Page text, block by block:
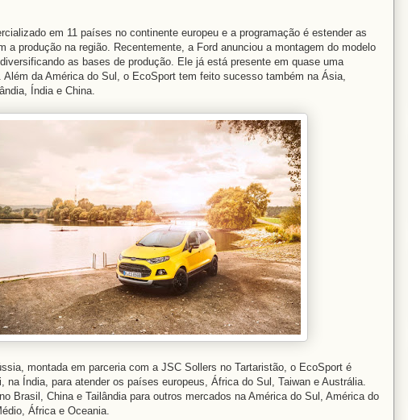
em 11 países no continente europeu e a programação é estender as
a produção na região. Recentemente, a Ford anunciou a montagem do modelo
as bases de produção. Ele já está presente em quase uma
Além da América do Sul, o EcoSport tem feito sucesso também na Ásia,
Índia e China.
montada em parceria com a JSC Sollers no Tartaristão, o EcoSport é
na Índia, para atender os países europeus, África do Sul, Taiwan e Austrália.
Brasil, China e Tailândia para outros mercados na América do Sul, América do
África e Oceania.